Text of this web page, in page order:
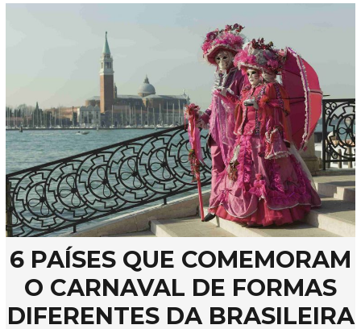
6 PAÍSES QUE COMEMORAM
O CARNAVAL DE FORMAS
DIFERENTES DA BRASILEIRA